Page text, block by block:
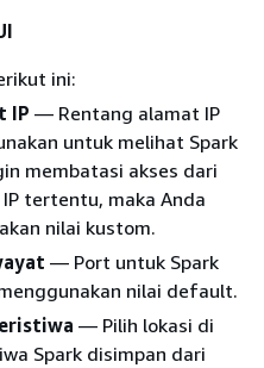
ini:
IP — Rentang alamat IP
untuk melihat Spark
membatasi akses dari
tertentu, maka Anda
nilai kustom.
— Port untuk Spark
nilai default.
— Pilih lokasi di
Spark disimpan dari